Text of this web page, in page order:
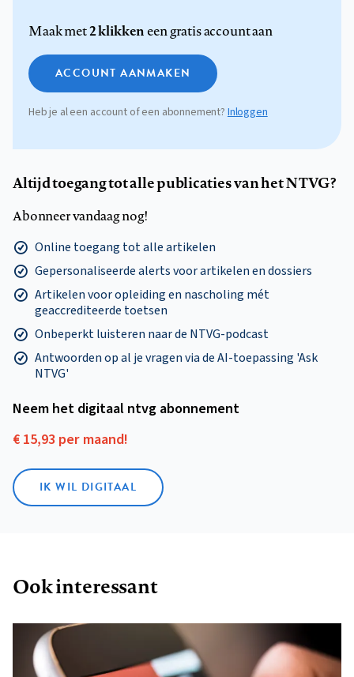
Maak met2 klikkeneen gratis account aan
ACCOUNT AANMAKEN
Heb je al een account of een abonnement? Inloggen
Altijd toegang tot alle publicaties van het NTVG?
Abonneer vandaag nog!
Online toegang tot alle artikelen
Gepersonaliseerde alerts voor artikelen en dossiers
Artikelen voor opleiding en nascholing mét
geaccrediteerde toetsen
Onbeperkt luisteren naar de NTVG-podcast
Antwoorden op al je vragen via de AI-toepassing 'Ask
NTVG'
Neem het digitaal ntvg abonnement
€ 15,93 per maand!
IK WIL DIGITAAL
Ook interessant